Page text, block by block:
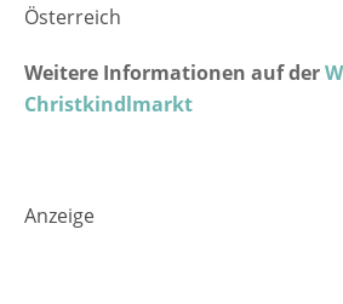
Österreich
Weitere Informationen auf der
Christkindlmarkt
Anzeige